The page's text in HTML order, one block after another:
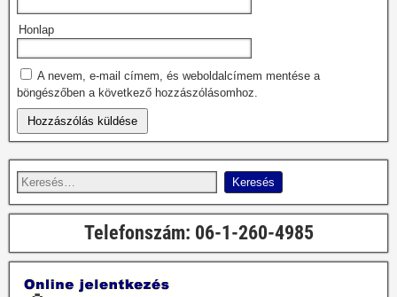
Honlap
A nevem, e-mail címem, és weboldalcímem mentése a
böngészőben a következő hozzászólásomhoz.
Telefonszám: 06-1-260-4985